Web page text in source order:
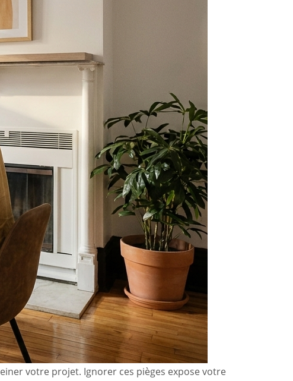
votre projet. Ignorer ces pièges expose votre